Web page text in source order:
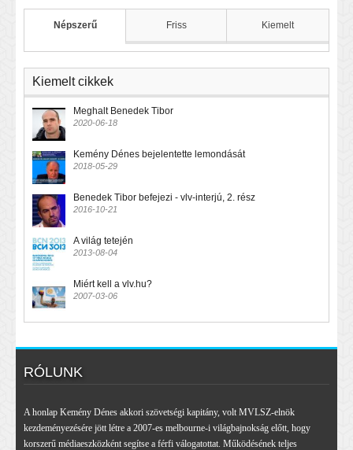
Népszerű Friss Kiemelt
Kiemelt cikkek
Meghalt Benedek Tibor
2020-06-18
Kemény Dénes bejelentette lemondását
2018-05-29
Benedek Tibor befejezi - vlv-interjú, 2. rész
2016-10-21
A világ tetején
2013-08-04
Miért kell a vlv.hu?
2007-03-06
RÓLUNK
A honlap Kemény Dénes akkori szövetségi kapitány, volt MVLSZ-elnök
kezdeményezésére jött létre a 2007-es melbourne-i világbajnokság előtt, hogy
korszerű médiaeszközként segítse a férfi válogatottat. Működésének teljes